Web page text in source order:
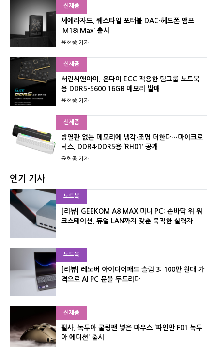
신제품
셰에라자드, 퀘스타일 포터블 DAC·헤드폰 앰프
‘M18i Max’ 출시
윤현종 기자
신제품
서린씨앤아이, 온다이 ECC 적용한 팀그룹 노트북
용 DDR5-5600 16GB 메모리 발매
윤현종 기자
신제품
방열판 없는 메모리에 냉각·조명 더한다…마이크로
닉스, DDR4·DDR5용 ‘RH01’ 공개
윤현종 기자
인기 기사
노트북
[리뷰] GEEKOM A8 MAX 미니 PC: 손바닥 위 워
크스테이션, 듀얼 LAN까지 갖춘 묵직한 실력자
노트북
[리뷰] 레노버 아이디어패드 슬림 3: 100만 원대 가
격으로 AI PC 문을 두드리다
신제품
펄사, 녹투아 쿨링팬 넣은 마우스 ‘파인만 F01 녹투
아 에디션’ 출시